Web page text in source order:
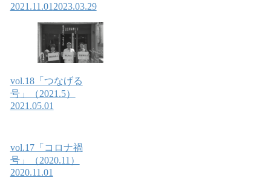
2021.11.01 2023.03.29
vol.18「つなげる
号」（2021.5）
2021.05.01
vol.17「コロナ禍
号」（2020.11）
2020.11.01